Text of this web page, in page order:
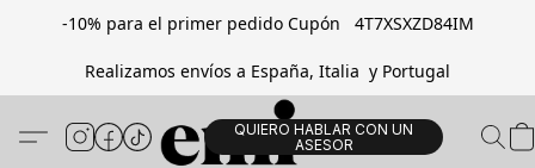
-10% para el primer pedido Cupón 4T7XSXZD84IM
Realizamos envíos a España, Italia y Portugal
QUIERO HABLAR CON UN
ASESOR